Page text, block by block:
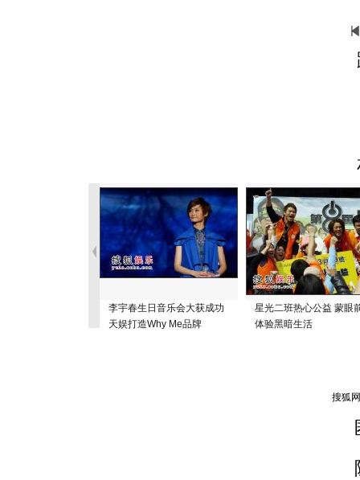
李宇春生日音乐会大获成功
天娱打造Why Me品牌
星光二班热心公益 蒙眼
体验黑暗生活